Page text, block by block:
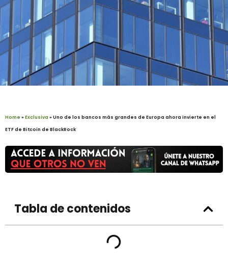
Home »Exclusiva »Uno de los bancos más grandes de Europa ahora invierte en el
ETF de Bitcoin de BlackRock
Tabla de contenidos